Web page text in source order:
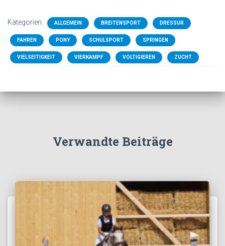
Kategorien: ALLGEMEIN BREITENSPORT DRESSUR
FAHREN PONY SCHULSPORT SPRINGEN
VIELSEITIGKEIT VIERKAMPF VOLTIGIEREN ZUCHT
Verwandte Beiträge